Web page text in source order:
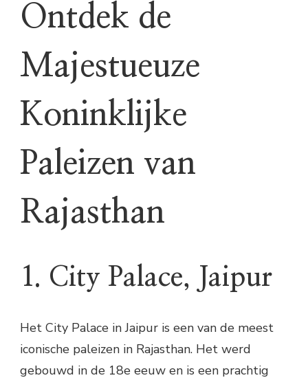
Ontdek de
Majestueuze
Koninklijke
Paleizen van
Rajasthan
1. City Palace, Jaipur
Het City Palace in Jaipur is een van de meest
iconische paleizen in Rajasthan. Het werd
gebouwd in de 18e eeuw en is een prachtig